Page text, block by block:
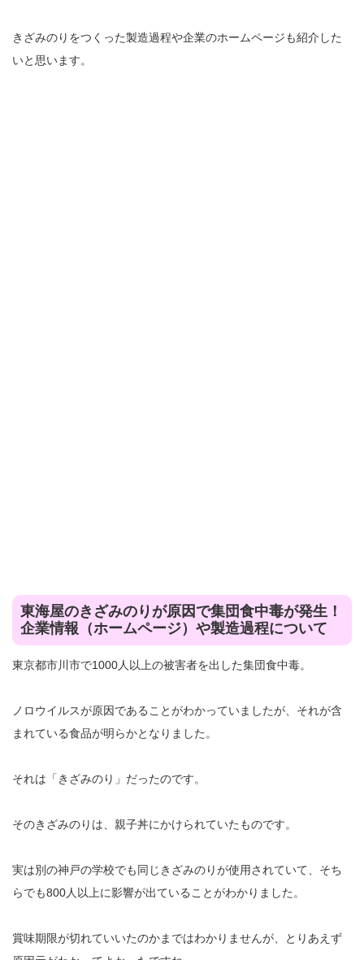
きざみのりをつくった製造過程や企業のホームページも紹介した
いと思います。
東海屋のきざみのりが原因で集団食中毒が発生！
企業情報（ホームページ）や製造過程について
東京都市川市で1000人以上の被害者を出した集団食中毒。
ノロウイルスが原因であることがわかっていましたが、それが含
まれている食品が明らかとなりました。
それは「きざみのり」だったのです。
そのきざみのりは、親子丼にかけられていたものです。
実は別の神戸の学校でも同じきざみのりが使用されていて、そち
らでも800人以上に影響が出ていることがわかりました。
賞味期限が切れていいたのかまではわかりませんが、とりあえず